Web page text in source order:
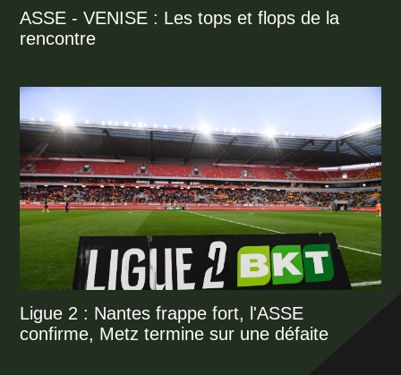
ASSE - VENISE : Les tops et flops de la
rencontre
Ligue 2 : Nantes frappe fort, l'ASSE
confirme, Metz termine sur une défaite